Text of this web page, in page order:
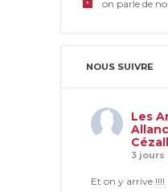
on parle de
NOUS SUIVRE
Les
3 jours
Et on y arrive !!!!